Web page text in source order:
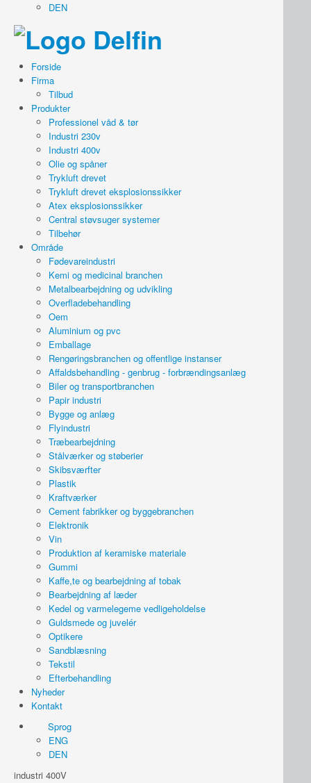
DEN
Forside
Firma
Tilbud
Produkter
Professionel våd & tør
Industri 230v
Industri 400v
Olie og spåner
Trykluft drevet
Trykluft drevet eksplosionssikker
Atex eksplosionssikker
Central støvsuger systemer
Tilbehør
Område
Fødevareindustri
Kemi og medicinal branchen
Metalbearbejdning og udvikling
Overfladebehandling
Oem
Aluminium og pvc
Emballage
Rengøringsbranchen og offentlige instanser
Affaldsbehandling - genbrug - forbrændingsanlæg
Biler og transportbranchen
Papir industri
Bygge og anlæg
Flyindustri
Træbearbejdning
Stålværker og støberier
Skibsværfter
Plastik
Kraftværker
Cement fabrikker og byggebranchen
Elektronik
Vin
Produktion af keramiske materiale
Gummi
Kaffe,te og bearbejdning af tobak
Bearbejdning af læder
Kedel og varmelegeme vedligeholdelse
Guldsmede og juvelér
Optikere
Sandblæsning
Tekstil
Efterbehandling
Nyheder
Kontakt
Sprog
ENG
DEN
industri 400V